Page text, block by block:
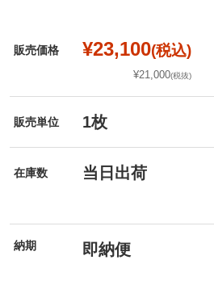
販売価格 ¥23,100(税込)
¥21,000(税抜)
販売単位 1枚
在庫数 当日出荷
納期 即納便